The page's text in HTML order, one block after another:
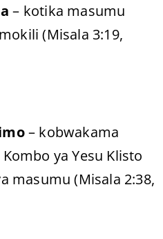
– kotika masumu
(Misala 3:19,
– kobwakama
ya Yesu Klisto
masumu (Misala 2:38,